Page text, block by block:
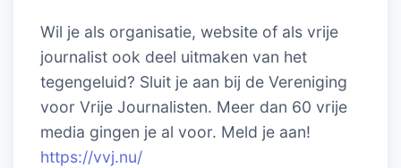
Wil je als organisatie, website of als vrije
journalist ook deel uitmaken van het
tegengeluid? Sluit je aan bij de Vereniging
voor Vrije Journalisten. Meer dan 60 vrije
media gingen je al voor. Meld je aan!
https://vvj.nu/